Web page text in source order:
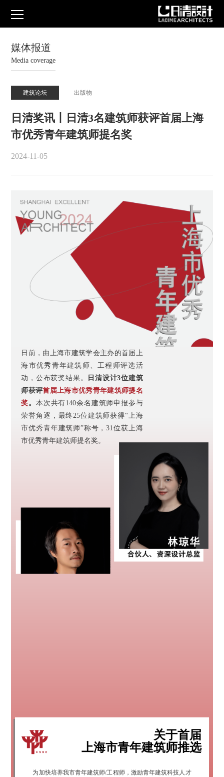
媒体报道
Media coverage
建筑论坛 出版物
日清奖讯丨日清3名建筑师获评首届上海
市优秀青年建筑师提名奖
2024-11-05
日前，由上海市建筑学会主办的首届上
海市优秀青年建筑师、工程师评选活
动，公布获奖结果。
日清设计3位建筑
师获评首届上海市优秀青年建筑师提名
奖。本次共有140余名建筑师申报参与
荣誉角逐，最终25位建筑师获得“上海
市优秀青年建筑师”称号，31位获上海
市优秀青年建筑师提名奖。
关于首届
上海市青年建筑师推选
为加快培养我市青年建筑师/工程师，激励青年建筑科技人才